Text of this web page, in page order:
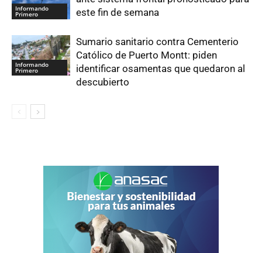
Informando
Primero
este fin de semana
Informando
Primero
Sumario sanitario contra Cementerio
Católico de Puerto Montt: piden
identificar osamentas que quedaron al
descubierto